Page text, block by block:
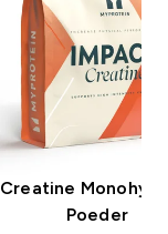
Creatine
Poeder